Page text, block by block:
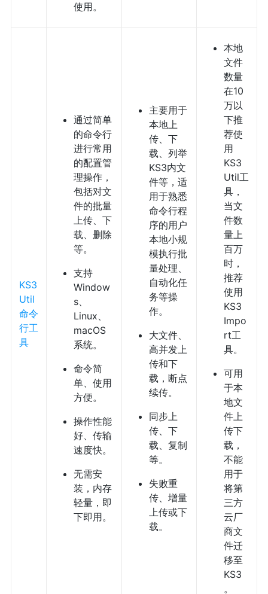
使用。
KS3
Util
命令
行工
具
通过简单
的命令行
进行常用
的配置管
理操作，
包括对文
件的批量
上传、下
载、删除
等。
支持
Window
s、
Linux、
macOS
系统。
命令简
单、使用
方便。
操作性能
好、传输
速度快。
无需安
装，内存
轻量，即
下即用。
主要用于
本地上
传、下
载、列举
KS3内文
件等，适
用于熟悉
命令行程
序的用户
本地小规
模执行批
量处理、
自动化任
务等操
作。
大文件、
高并发上
传和下
载，断点
续传。
同步上
传、下
载、复制
等。
失败重
传、增量
上传或下
载。
本地
文件
数量
在10
万以
下推
荐使
用
KS3
Util工
具，
当文
件数
量上
百万
时，
推荐
使用
KS3
Impo
rt工
具。
可用
于本
地文
件上
传下
载，
不能
用于
将第
三方
云厂
商文
件迁
移至
KS3
。